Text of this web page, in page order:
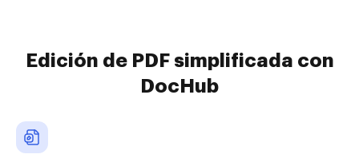
Edición de PDF simplificada con
DocHub